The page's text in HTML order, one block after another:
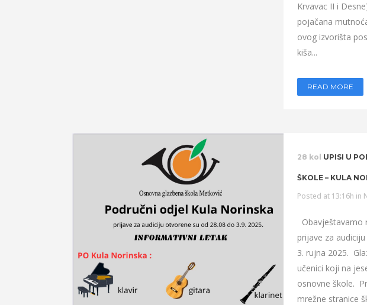
Krvavac II i
pojačana
ovog izvorišta
kiša...
READ MORE
28 kol UPISI U
ŠKOLE – KULA
Posted at 13:16h in
Obavještavamo
prijave za
3. rujna 2025.
učenici koji na
osnovne škole.
mrežne stranice